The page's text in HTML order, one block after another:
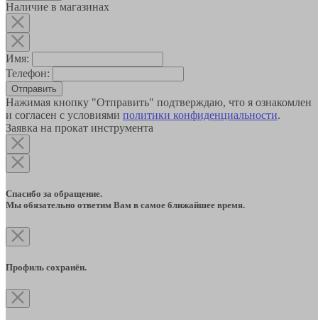
Наличие в магазинах
Имя:
Телефон:
Отправить
Нажимая кнопку "Отправить" подтверждаю, что я ознакомлен
и согласен с условиями политики конфиденциальности.
Заявка на прокат инструмента
Спасибо за обращение.
Мы обязательно ответим Вам в самое ближайшее время.
Профиль сохранён.